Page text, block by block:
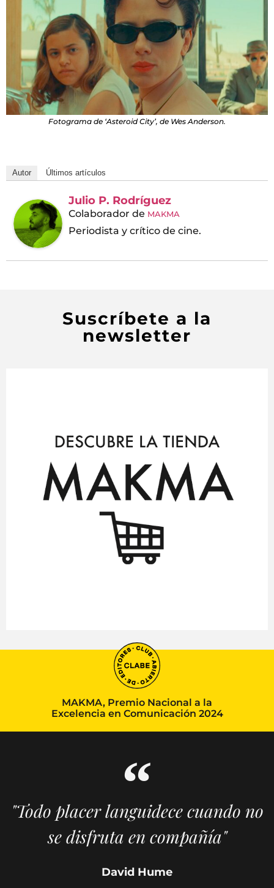
Fotograma de ‘Asteroid City’, de Wes Anderson.
Autor Últimos artículos
Julio P. Rodríguez
Colaborador de MAKMA
Periodista y crítico de cine.
Suscríbete a la
newsletter
MAKMA, Premio Nacional a la
Excelencia en Comunicación 2024
"Todo placer languidece cuando no
se disfruta en compañía"
David Hume